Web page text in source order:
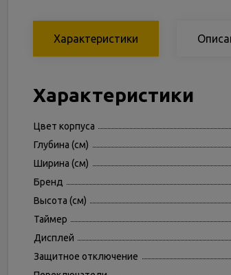
Характеристики
Характеристики
Цвет корпуса
Глубина (см)
Ширина (см)
Бренд
Высота (см)
Таймер
Дисплей
Защитное отключение